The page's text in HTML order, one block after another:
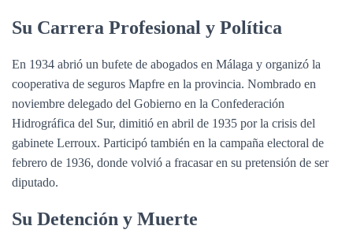
Su Carrera Profesional y Política
En 1934 abrió un bufete de abogados en Málaga y organizó la
cooperativa de seguros Mapfre en la provincia. Nombrado en
noviembre delegado del Gobierno en la Confederación
Hidrográfica del Sur, dimitió en abril de 1935 por la crisis del
gabinete Lerroux. Participó también en la campaña electoral de
febrero de 1936, donde volvió a fracasar en su pretensión de ser
diputado.
Su Detención y Muerte